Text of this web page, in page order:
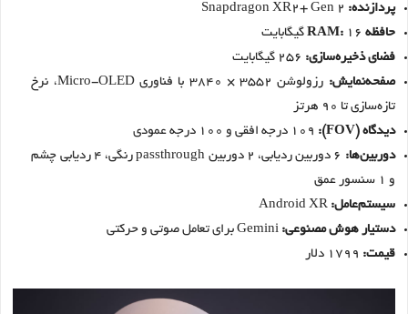
پردازنده:
حافظه RAM: 16 گیگابایت
فضای ذخیره‌سازی:
صفحه‌نمایش:
رزولوشن ۳۵۵۲ × ۳۸۴۰ با فناوری Micro-OLED، نرخ
تازه‌سازی تا ۹۰ هرتز
دیدگاه (FOV):
دوربین‌ها:
۶ دوربین ردیابی، ۲ دوربین passthrough رنگی، ۴ ردیابی چشم
و ۱ سنسور عمق
سیستم‌عامل: Android XR
دستیار هوش مصنوعی: Gemini برای تعامل صوتی و حرکتی
قیمت: